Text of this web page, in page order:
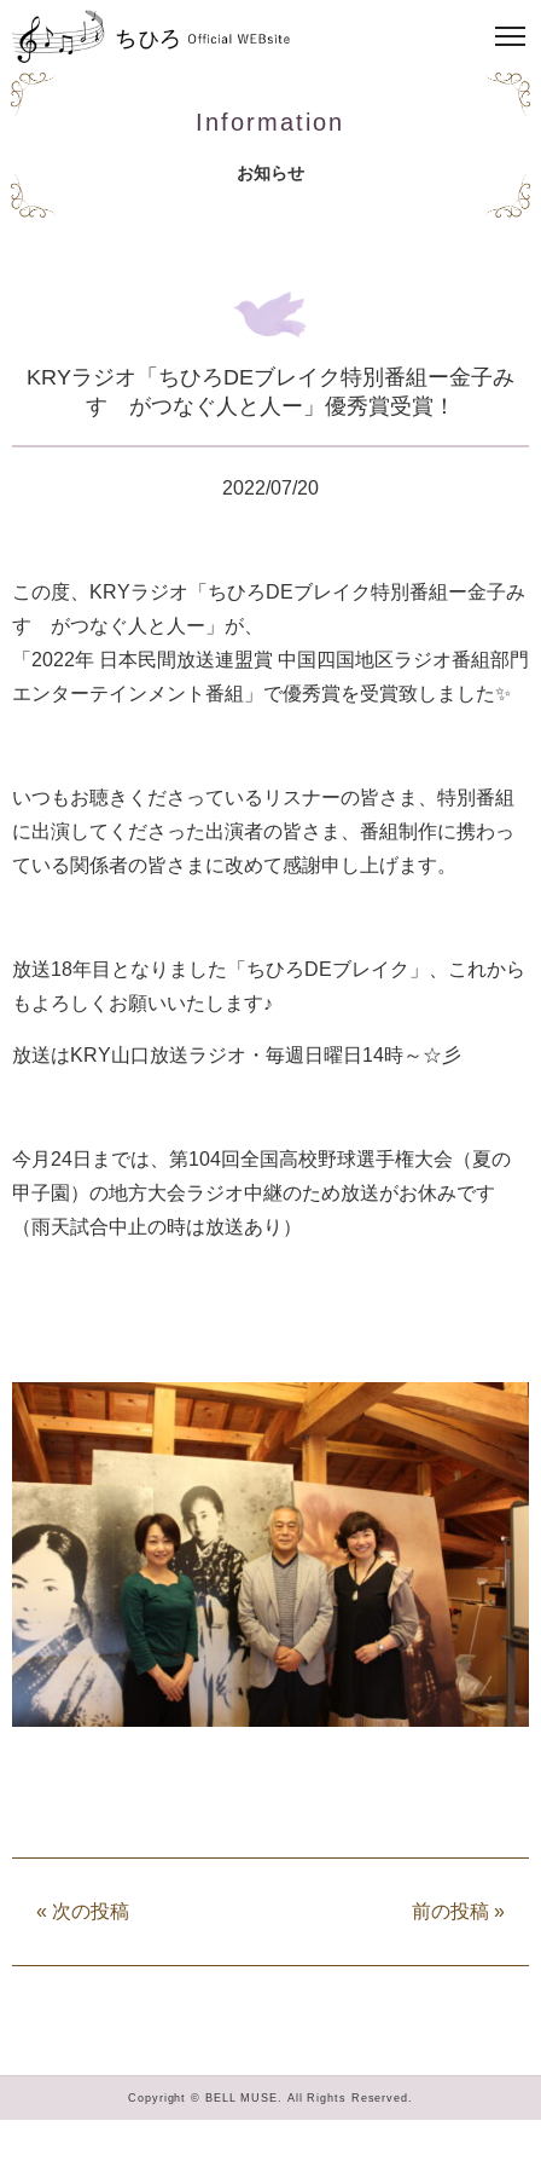
Information
お知らせ
KRYラジオ「ちひろDEブレイク特別番組ー金子み
すゞがつなぐ人と人ー」優秀賞受賞！
2022/07/20
この度、KRYラジオ「ちひろDEブレイク特別番組ー金子み
すゞがつなぐ人と人ー」が、
「2022年 日本民間放送連盟賞 中国四国地区ラジオ番組部門
エンターテインメント番組」で優秀賞を受賞致しました✨
いつもお聴きくださっているリスナーの皆さま、特別番組
に出演してくださった出演者の皆さま、番組制作に携わっ
ている関係者の皆さまに改めて感謝申し上げます。
放送18年目となりました「ちひろDEブレイク」、これから
もよろしくお願いいたします♪
放送はKRY山口放送ラジオ・毎週日曜日14時～☆彡
今月24日までは、第104回全国高校野球選手権大会（夏の
甲子園）の地方大会ラジオ中継のため放送がお休みです
（雨天試合中止の時は放送あり）
« 次の投稿 前の投稿 »
Copyright © BELL MUSE. All Rights Reserved.